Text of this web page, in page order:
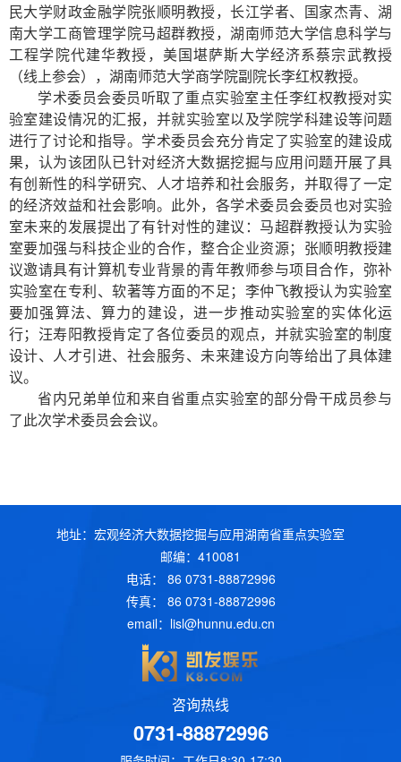
民大学财政金融学院张顺明教授，长江学者、国家杰青、湖
南大学工商管理学院马超群教授，湖南师范大学信息科学与
工程学院代建华教授，美国堪萨斯大学经济系蔡宗武教授
（线上参会），湖南师范大学商学院副院长李红权教授。
学术委员会委员听取了重点实验室主任李红权教授对实
验室建设情况的汇报，并就实验室以及学院学科建设等问题
进行了讨论和指导。学术委员会充分肯定了实验室的建设成
果，认为该团队已针对经济大数据挖掘与应用问题开展了具
有创新性的科学研究、人才培养和社会服务，并取得了一定
的经济效益和社会影响。此外，各学术委员会委员也对实验
室未来的发展提出了有针对性的建议：马超群教授认为实验
室要加强与科技企业的合作，整合企业资源；张顺明教授建
议邀请具有计算机专业背景的青年教师参与项目合作，弥补
实验室在专利、软著等方面的不足；李仲飞教授认为实验室
要加强算法、算力的建设，进一步推动实验室的实体化运
行；汪寿阳教授肯定了各位委员的观点，并就实验室的制度
设计、人才引进、社会服务、未来建设方向等给出了具体建
议。
省内兄弟单位和来自省重点实验室的部分骨干成员参与
了此次学术委员会会议。
地址：宏观经济大数据挖掘与应用湖南省重点实验室
邮编：410081
电话： 86 0731-88872996
传真： 86 0731-88872996
email： lisl@hunnu.edu.cn
咨询热线
0731-88872996